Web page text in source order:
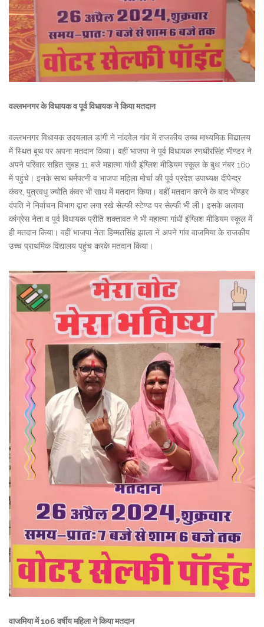
वल्लभनगर के विधायक व पूर्व विधायक ने किया मतदान
वल्लभनगर विधायक उदयलाल डांगी ने नांदवेल गांव में राजकीय उच्च माध्यमिक विद्यालय
में स्थित बूथ पर अपना मतदान किया। वहीं भाजपा ने पूर्व विधायक रणधीरसिंह भीण्डर ने
अपने परिवार सहित सुबह 11 बजे महात्मा गांधी इंग्लिश मीडियम स्कूल के बुथ नंबर 160
में पहुंचे। इनके साथ धर्मपत्नी व भाजपा महिला मोर्चा की पूर्व प्रदेश उपाध्यक्ष दीपेन्द्र
कंवर, पुत्रवधु ज्योति कंवर भी साथ में मतदान किया। वहीं मतदान करने के बाद भीण्डर
दंपति ने निर्वाचन विभाग द्वारा लगा रखे सेल्फी स्टेण्ड पर सेल्फी भी ली। इसके अलावा
कांग्रेस नेता व पूर्व विधायक प्रीति शक्तावत ने भी महात्मा गांधी इंग्लिश मीडियम स्कूल में
ही मतदान किया। वहीं भाजपा नेता हिम्मतसिंह झाला ने अपने गांव वाजमिया के राजकीय
उच्च प्राथमिक विद्यालय पहुंच करके मतदान किया।
वाजमिया में 106 वर्षीय महिला ने किया मतदान